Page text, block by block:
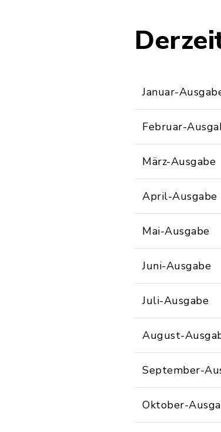
Januar-
Februar-
März-Ausgabe
April-Ausgabe
Mai-Ausgabe
Juni-Ausgabe
Juli-Ausgabe
August-
September-
Oktober-